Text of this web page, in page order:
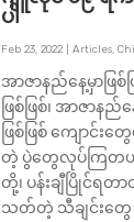
ပါ
Feb 23, 2022| Articles,
အာဇာနည်နေ့မှာဖြ
ဖြစ်ဖြစ်၊ အာဇာန
ဖြစ်ဖြစ် ကျောင်
တဲ့ ပွဲတွေလုပ်ကြတယ်၊
တို့၊ ပန်းချီပြိုင်ရတ
သတ်တဲ့ သီချင်းတွေ